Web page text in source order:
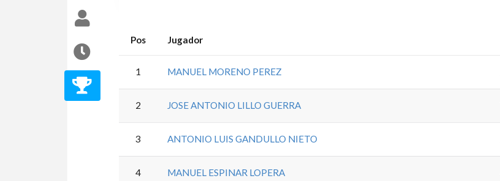
Pos Jugador
1 MANUEL MORENO PEREZ
2 JOSE ANTONIO LILLO GUERRA
3 ANTONIO LUIS GANDULLO NIETO
4 MANUEL ESPINAR LOPERA